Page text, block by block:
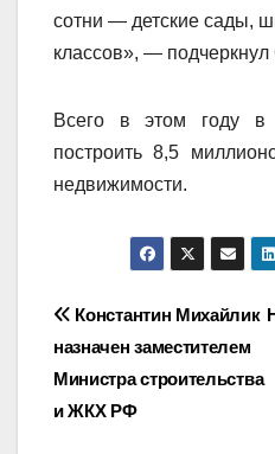
сотни — детские сады,
классов», —
Всего в этом году в
построить 8,5
недвижимости.
Навигация
по
записям
Константин Михайлик
назначен заместителем
Министра строительства
и ЖКХ РФ